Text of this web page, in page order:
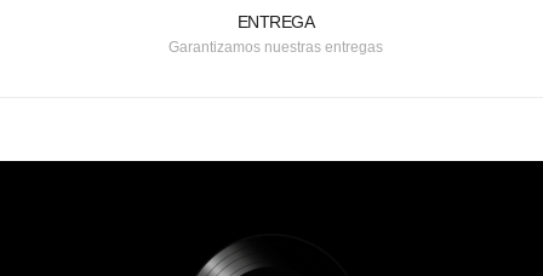
ENTREGA
Garantizamos nuestras entregas